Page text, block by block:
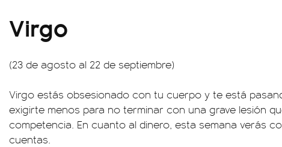
Virgo
(23 de agosto al 22 de septiembre)
Virgo estás obsesionado con tu cuerpo y te está
exigirte menos para no terminar con una grave lesión
competencia. En cuanto al dinero, esta semana verás
cuentas.